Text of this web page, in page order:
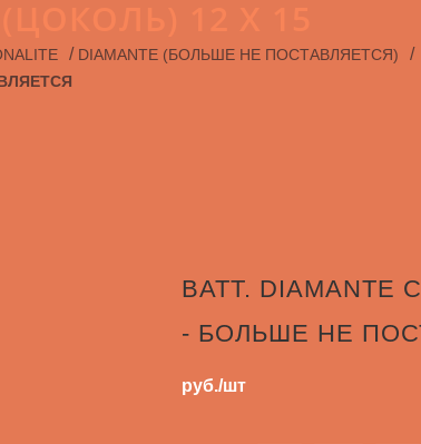
/ DIAMANTE (БОЛЬШЕ НЕ ПОСТАВЛЯЕТСЯ) /
BATT. DIAMANTE
- БОЛЬШЕ НЕ
руб./шт